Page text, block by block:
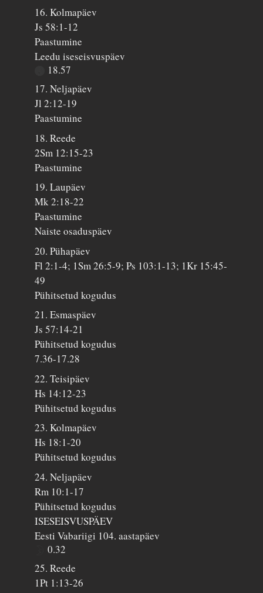
16. Kolmapäev
Js 58:1-12
Paastumine
Leedu iseseisvuspäev
18.57
17. Neljapäev
Jl 2:12-19
Paastumine
18. Reede
2Sm 12:15-23
Paastumine
19. Laupäev
Mk 2:18-22
Paastumine
Naiste osaduspäev
20. Pühapäev
Fl 2:1-4; 1Sm 26:5-9; Ps 103:1-13; 1Kr 15:45-
49
Pühitsetud kogudus
21. Esmaspäev
Js 57:14-21
Pühitsetud kogudus
7.36-17.28
22. Teisipäev
Hs 14:12-23
Pühitsetud kogudus
23. Kolmapäev
Hs 18:1-20
Pühitsetud kogudus
24. Neljapäev
Rm 10:1-17
Pühitsetud kogudus
ISESEISVUSPÄEV
Eesti Vabariigi 104. aastapäev
0.32
25. Reede
1Pt 1:13-26